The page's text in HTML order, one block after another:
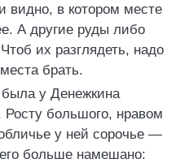
видно, в котором месте
А другие руды либо
их разглядеть, надо
брать.
у Денежкина
Росту большого, нравом
у ней сорочье —
больше намешано: